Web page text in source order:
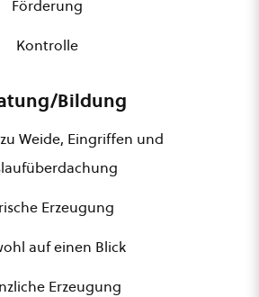
Förderung
Kontrolle
Bildung
Weide, Eingriffen und
Erzeugung
auf einen Blick
Erzeugung